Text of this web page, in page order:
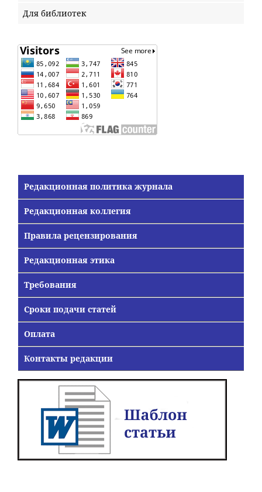
Для библиотек
Редакционная политика журнала
Редакционная коллегия
Правила рецензирования
Редакционная этика
Требования
Сроки подачи статей
Оплата
Контакты редакции